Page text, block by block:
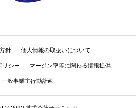
針 個人情報の取扱いについて
リシー マージン率等に関わる情報提供
一般事業主行動計画